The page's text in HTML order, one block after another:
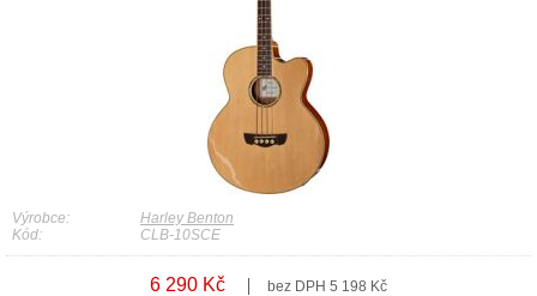
Výrobce:
Harley Benton
Kód:
CLB-10SCE
6 290 Kč bez DPH 5 198 Kč